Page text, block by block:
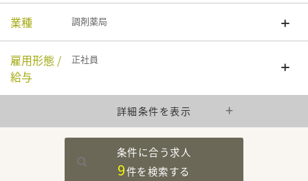
業種 調剤薬局
雇用形態 /
給与
正社員
詳細条件を表示
条件に合う求人
9件を検索する